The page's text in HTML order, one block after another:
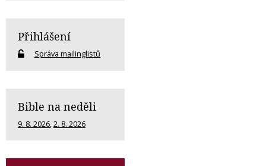
Přihlášení
Správa mailinglistů
Bible na neděli
9. 8. 2026,2. 8. 2026